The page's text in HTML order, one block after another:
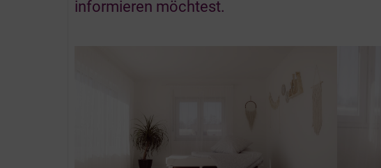
informieren möchtest.